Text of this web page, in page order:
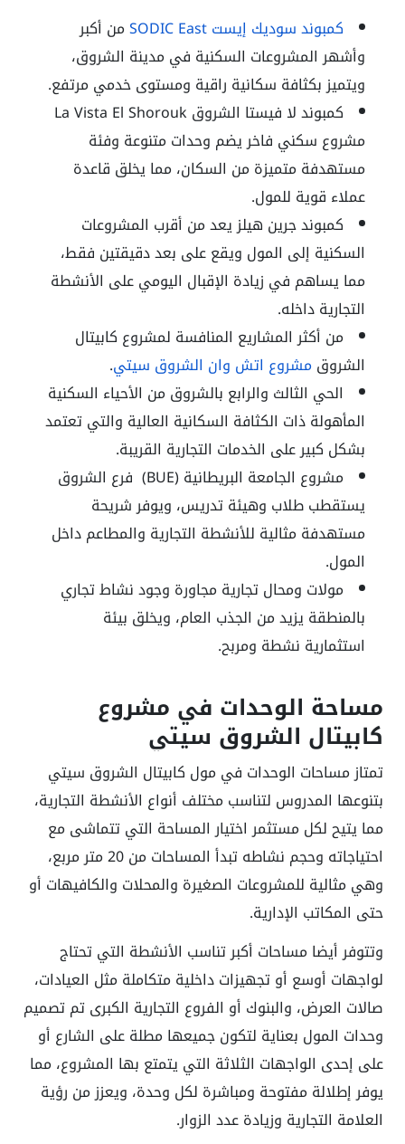
كمبوند سوديك إيستSODIC Eastمن أكبر
وأشهر المشروعات السكنية في مدينة الشروق،
ويتميز بكثافة سكانية راقية ومستوى خدمي مرتفع.
كمبوند لا فيستا الشروقLa Vista El Shorouk
مشروع سكني فاخر يضم وحدات متنوعة وفئة
مستهدفة متميزة من السكان، مما يخلق قاعدة
عملاء قوية للمول.
كمبوند جرين هيلزيعد من أقرب المشروعات
السكنية إلى المول ويقع على بعد دقيقتين فقط،
مما يساهم في زيادة الإقبال اليومي على الأنشطة
التجارية داخله.
من أكثر المشاريع المنافسة لمشروع كابيتال
الشروق مشروع اتش وان الشروق سيتي.
الحي الثالث والرابع بالشروق من الأحياء السكنية
المأهولة ذات الكثافة السكانية العالية والتي تعتمد
بشكل كبير على الخدمات التجارية القريبة.
مشروع الجامعة البريطانية (BUE) فرع الشروق
يستقطب طلاب وهيئة تدريس، ويوفر شريحة
مستهدفة مثالية للأنشطة التجارية والمطاعم داخل
المول.
مولات ومحال تجارية مجاورة وجود نشاط تجاري
بالمنطقة يزيد من الجذب العام، ويخلق بيئة
استثمارية نشطة ومربح.
مساحة الوحدات في مشروع
كابيتال الشروق سيتي
تمتاز مساحات الوحدات في مول كابيتال الشروق سيتي
بتنوعها المدروس لتناسب مختلف أنواع الأنشطة التجارية،
مما يتيح لكل مستثمر اختيار المساحة التي تتماشى مع
احتياجاته وحجم نشاطه تبدأ المساحات من 20 متر مربع،
وهي مثالية للمشروعات الصغيرة والمحلات والكافيهات أو
حتى المكاتب الإدارية.
وتتوفر أيضا مساحات أكبر تناسب الأنشطة التي تحتاج
لواجهات أوسع أو تجهيزات داخلية متكاملة مثل العيادات،
صالات العرض، والبنوك أو الفروع التجارية الكبرى تم تصميم
وحدات المول بعناية لتكون جميعها مطلة على الشارع أو
على إحدى الواجهات الثلاثة التي يتمتع بها المشروع، مما
يوفر إطلالة مفتوحة ومباشرة لكل وحدة، ويعزز من رؤية
العلامة التجارية وزيادة عدد الزوار.